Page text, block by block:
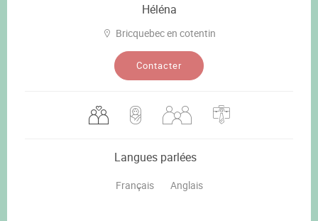
Héléna
Bricquebec en cotentin
Contacter
Langues parlées
Français Anglais